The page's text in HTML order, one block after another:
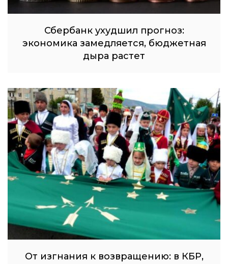
Сбербанк ухудшил прогноз:
экономика замедляется, бюджетная
дыра растет
От изгнания к возвращению: в КБР,